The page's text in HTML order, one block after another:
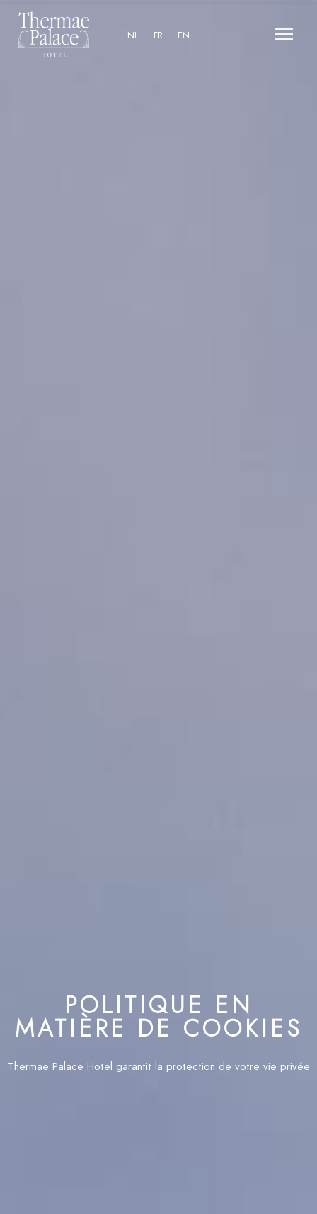
NL FR EN
POLITIQUE EN
MATIÈRE DE COOKIES
Thermae Palace Hotel garantit la protection de votre vie privée